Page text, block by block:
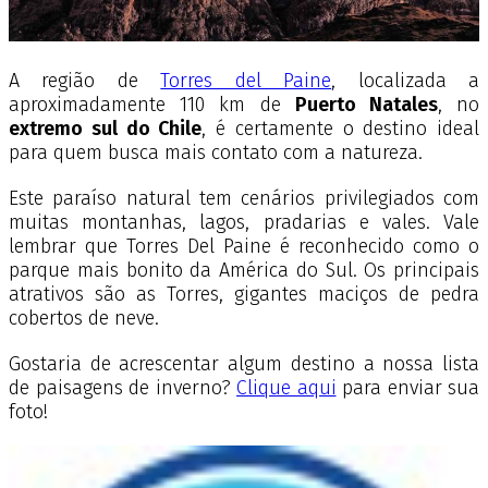
A região deTorres del Paine, localizada a
aproximadamente 110 km de Puerto Natales, no
extremo sul do Chile, é certamente o destino ideal
para quem busca mais contato com a natureza.
Este paraíso natural tem cenários privilegiados com
muitas montanhas, lagos, pradarias e vales. Vale
lembrar que Torres Del Paine é reconhecido como o
parque mais bonito da América do Sul. Os principais
atrativos são as Torres, gigantes maciços de pedra
cobertos de neve.
Gostaria de acrescentar algum destino a nossa lista
de paisagens de inverno? Clique aqui para enviar sua
foto!